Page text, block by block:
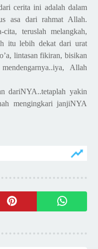
cerita ini adalah dalam
asa dari rahmat Allah.
cita, teruslah melangkah,
itu lebih dekat dari urat
lintasan fikiran, bisikan
Allah
dariNYA..tetaplah yakin
mengingkari janjiNYA